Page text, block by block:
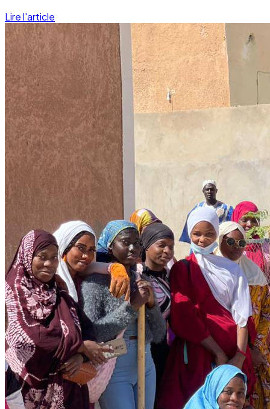
Citoyenneté
20 November 2025
Projet Parcours Citoyen : La campagne de
reboisement d’arbres dépasse ses objectifs
Lire l'article
Immersion Visuelle